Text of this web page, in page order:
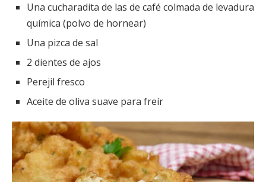
Una cucharadita de las de café colmada de levadura
química (polvo de hornear)
Una pizca de sal
2 dientes de ajos
Perejil fresco
Aceite de oliva suave para freír